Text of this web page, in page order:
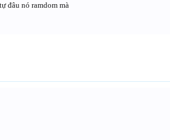
đâu nó ramdom mà